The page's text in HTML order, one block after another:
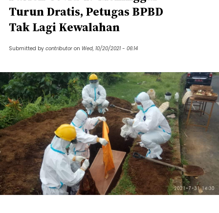
Turun Dratis, Petugas BPBD
Tak Lagi Kewalahan
Submitted by contributor on Wed, 10/20/2021 - 06:14